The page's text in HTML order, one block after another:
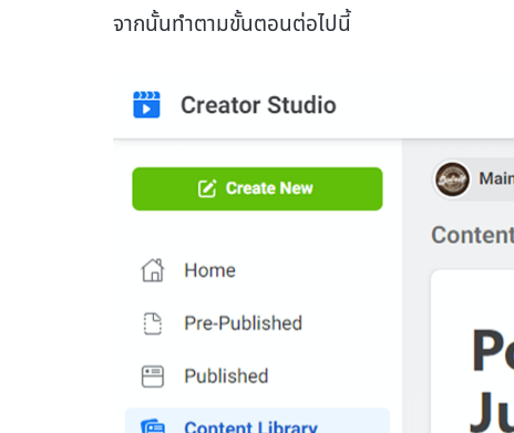
จากนั้นทำตามขั้นตอนต่อไปนี้